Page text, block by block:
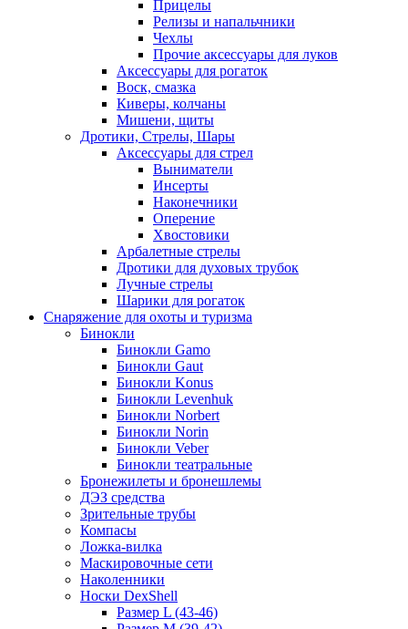
Прицелы
Релизы и напальчники
Чехлы
Прочие аксессуары для луков
Аксессуары для рогаток
Воск, смазка
Киверы, колчаны
Мишени, щиты
Дротики, Стрелы, Шары
Аксессуары для стрел
Выниматели
Инсерты
Наконечники
Оперение
Хвостовики
Арбалетные стрелы
Дротики для духовых трубок
Лучные стрелы
Шарики для рогаток
Снаряжение для охоты и туризма
Бинокли
Бинокли Gamo
Бинокли Gaut
Бинокли Konus
Бинокли Levenhuk
Бинокли Norbert
Бинокли Norin
Бинокли Veber
Бинокли театральные
Бронежилеты и бронешлемы
ДЭЗ средства
Зрительные трубы
Компасы
Ложка-вилка
Маскировочные сети
Наколенники
Носки DexShell
Размер L (43-46)